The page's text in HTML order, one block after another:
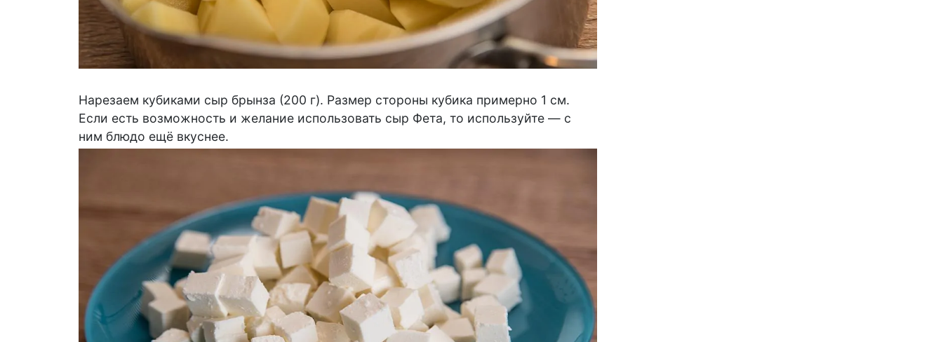
Нарезаем кубиками сыр брынза (200 г). Размер стороны кубика примерно 1 см.
Если есть возможность и желание использовать сыр Фета, то используйте — с
ним блюдо ещё вкуснее.